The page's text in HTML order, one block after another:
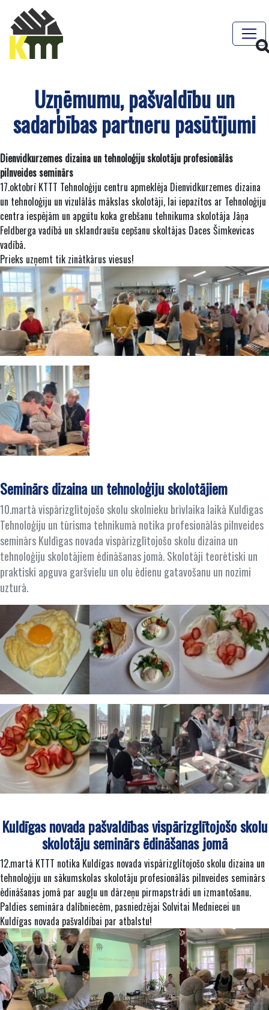
Uzņēmumu, pašvaldību un
sadarbības partneru pasūtījumi
Dienvidkurzemes dizaina un tehnoloģiju skolotāju profesionālās
pilnveides seminārs
17.oktobrī KTTT Tehnoloģiju centru apmeklēja Dienvidkurzemes dizaina
un tehnoloģiju un vizulālās mākslas skolotāji, lai iepazītos ar Tehnoloģiju
centra iespējām un apgūtu koka grebšanu tehnikuma skolotāja Jāņa
Feldberga vadībā un sklandraušu cepšanu skoltājas Daces Šimkevicas
vadībā.
Prieks uzņemt tik zinātkārus viesus!
Seminārs dizaina un tehnoloģiju skolotājiem
10.martā vispārizglītojošo skolu skolnieku brīvlaika laikā Kuldīgas
Tehnoloģiju un tūrisma tehnikumā notika profesionālās pilnveides
seminārs Kuldīgas novada vispārizglītojošo skolu dizaina un
tehnoloģiju skolotājiem ēdināšanas jomā. Skolotāji teorētiski un
praktiski apguva garšvielu un olu ēdienu gatavošanu un nozīmi
uzturā.
Kuldīgas novada pašvaldības vispārizglītojošo skolu
skolotāju seminārs ēdināšanas jomā
12.martā KTTT notika Kuldīgas novada vispārizglītojošo skolu dizaina un
tehnoloģiju un sākumskolas skolotāju profesionālās pilnveides seminārs
ēdināšanas jomā par augļu un dārzeņu pirmapstrādi un izmantošanu.
Paldies semināra dalībniecēm, pasniedzējai Solvitai Medniecei un
Kuldīgas novada pašvaldībai par atbalstu!